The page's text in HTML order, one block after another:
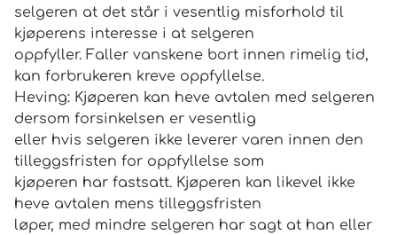
selgeren at det står i vesentlig misforhold til
kjøperens interesse i at selgeren
oppfyller. Faller vanskene bort innen rimelig tid,
kan forbrukeren kreve oppfyllelse.
Heving: Kjøperen kan heve avtalen med selgeren
dersom forsinkelsen er vesentlig
eller hvis selgeren ikke leverer varen innen den
tilleggsfristen for oppfyllelse som
kjøperen har fastsatt. Kjøperen kan likevel ikke
heve avtalen mens tilleggsfristen
løper, med mindre selgeren har sagt at han eller